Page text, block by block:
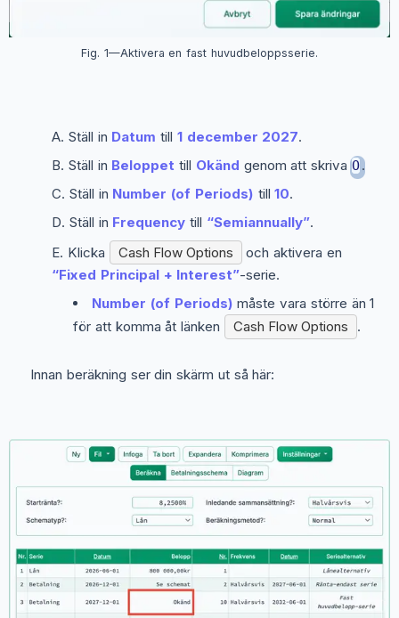
Fig. 1—Aktivera en fast huvudbeloppsserie.
Ställ in Datum till 1 december 2027.
Ställ in Beloppet till Okänd genom att skrivaO.
Ställ in Number (of Periods) till10.
Ställ in Frequency till “Semiannually”.
Klicka
Cash Flow Options
och aktivera en
“Fixed Principal + Interest”-serie.
Number (of Periods) måste vara större än 1
för att komma åt länken
Cash Flow Options .
Innan beräkning ser din skärm ut så här: